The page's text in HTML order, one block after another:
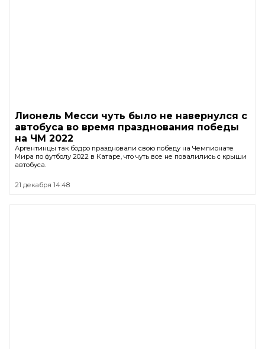
Лионель Месси чуть было не навернулся с
автобуса во время празднования победы
на ЧМ 2022
Аргентинцы так бодро праздновали свою победу на Чемпионате
Мира по футболу 2022 в Катаре, что чуть все не повалились с крыши
автобуса.
21 декабря 14:48